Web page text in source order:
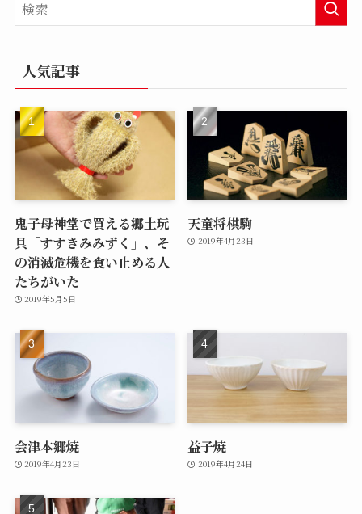
人気記事
鬼子母神堂で買える郷土玩
具「すすきみみずく」、そ
の消滅危機を食い止める人
たちがいた
2019年5月5日
天童将棋駒
2019年4月23日
会津本郷焼
2019年4月23日
益子焼
2019年4月24日